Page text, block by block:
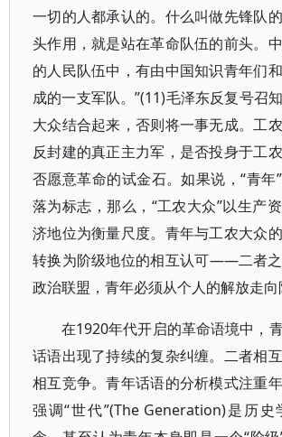
一切的人都承认的。什么叫做先锋队
头作用，就是站在革命队伍的前头。
的人民队伍中，有由中国知识青年们
成的一支军队。”(11)毛泽东反复号召
大众结合起来，否则将一事无成。工
反封建的真正主力军，是否投身于工
否愿意革命的试金石。如果说，“青年
落为标志，那么，“工农大众”以生产
济地位为衡量尺度。青年与工农大众
转换为阶级地位的相互认可——二者
政治联盟，青年必须从个人的解放走向
在1920年代开启的革命语境中，
话语出现了持续的复杂纠缠。二者相
相互竞争。青年话语的分析模式注重
强调“世代”(The Generation)是历